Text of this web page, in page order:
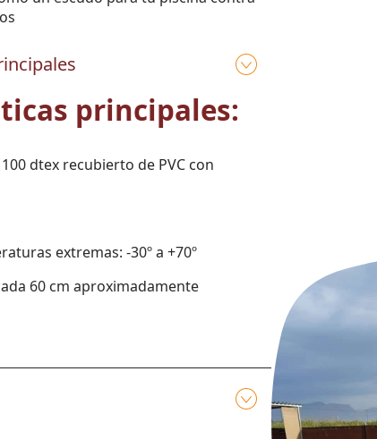
principales:
dtex recubierto de PVC con
extremas: -30º a +70º
60 cm aproximadamente